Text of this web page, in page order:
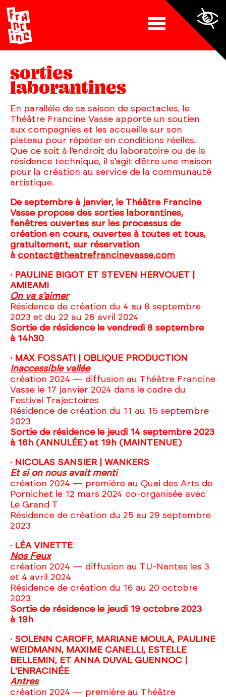
sorties
laborantines
En parallèle de sa saison de spectacles, le
Théâtre Francine Vasse apporte un soutien
aux compagnies et les accueille sur son
plateau pour répéter en conditions réelles.
Que ce soit à l’endroit du laboratoire ou de la
résidence technique, il s’agit d’être une maison
pour la création au service de la communauté
artistique.
De septembre à janvier, le Théâtre Francine
Vasse propose des sorties laborantines,
fenêtres ouvertes sur les processus de
création en cours, ouvertes à toutes et tous,
gratuitement, sur réservation
à contact@theatrefrancinevasse.com
· PAULINE BIGOT ET STEVEN HERVOUET |
AMIEAMI
On va s’aimer
Résidence de création du 4 au 8 septembre
2023 et du 22 au 26 avril 2024
Sortie de résidence le vendredi 8 septembre
à 14h30
· MAX FOSSATI | OBLIQUE PRODUCTION
Inaccessible vallée
création 2024 — diffusion au Théâtre Francine
Vasse le 17 janvier 2024 dans le cadre du
Festival Trajectoires
Résidence de création du 11 au 15 septembre
2023
Sortie de résidence le jeudi 14 septembre 2023
à 16h (ANNULÉE) et 19h (MAINTENUE)
· NICOLAS SANSIER | WANKERS
Et si on nous avait menti
création 2024 — première au Quai des Arts de
Pornichet le 12 mars 2024 co-organisée avec
Le Grand T
Résidence de création du 25 au 29 septembre
2023
· LÉA VINETTE
Nos Feux
création 2024 — diffusion au TU-Nantes les 3
et 4 avril 2024
Résidence de création du 16 au 20 octobre
2023
Sortie de résidence le jeudi 19 octobre 2023
à 19h
· SOLENN CAROFF, MARIANE MOULA, PAULINE
WEIDMANN, MAXIME CANELLI, ESTELLE
BELLEMIN, ET ANNA DUVAL GUENNOC |
L'ENRACINÉE
Antres
création 2024 — première au Théâtre